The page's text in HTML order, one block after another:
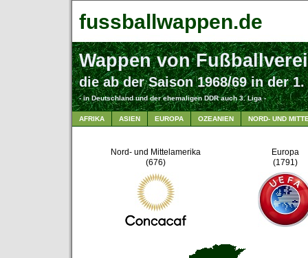
fussballwappen.de
Wappen von
die ab der Saison 1968/69 in der
- in Deutschland und der ehemaligen DDR auch 3. Liga -
AFRIKA ASIEN EUROPA OZEANIEN NORD- UND
Nord- und Mittelamerika
(676)
Europa
(1791)